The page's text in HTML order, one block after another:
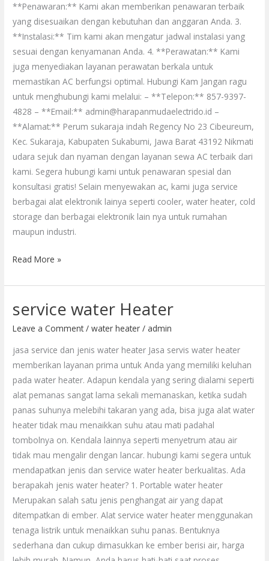
**Penawaran:** Kami akan memberikan penawaran terbaik
yang disesuaikan dengan kebutuhan dan anggaran Anda. 3.
**Instalasi:** Tim kami akan mengatur jadwal instalasi yang
sesuai dengan kenyamanan Anda. 4. **Perawatan:** Kami
juga menyediakan layanan perawatan berkala untuk
memastikan AC berfungsi optimal. Hubungi Kam Jangan ragu
untuk menghubungi kami melalui: – **Telepon:** 857-9397-
4828 – **Email:** admin@harapanmudaelectrido.id –
**Alamat:** Perum sukaraja indah Regency No 23 Cibeureum,
Kec. Sukaraja, Kabupaten Sukabumi, Jawa Barat 43192 Nikmati
udara sejuk dan nyaman dengan layanan sewa AC terbaik dari
kami. Segera hubungi kami untuk penawaran spesial dan
konsultasi gratis! Selain menyewakan ac, kami juga service
berbagai alat elektronik lainya seperti cooler, water heater, cold
storage dan berbagai elektronik lain nya untuk rumahan
maupun industri.
Read More »
service water Heater
Leave a Comment /water heater / admin
jasa service dan jenis water heater Jasa servis water heater
memberikan layanan prima untuk Anda yang memiliki keluhan
pada water heater. Adapun kendala yang sering dialami seperti
alat pemanas sangat lama sekali memanaskan, ketika sudah
panas suhunya melebihi takaran yang ada, bisa juga alat water
heater tidak mau menaikkan suhu atau mati padahal
tombolnya on. Kendala lainnya seperti menyetrum atau air
tidak mau mengalir dengan lancar. hubungi kami segera untuk
mendapatkan jenis dan service water heater berkualitas. Ada
berapakah jenis water heater? 1. Portable water heater
Merupakan salah satu jenis penghangat air yang dapat
ditempatkan di ember. Alat service water heater menggunakan
tenaga listrik untuk menaikkan suhu panas. Bentuknya
sederhana dan cukup dimasukkan ke ember berisi air, harga
service
Heater